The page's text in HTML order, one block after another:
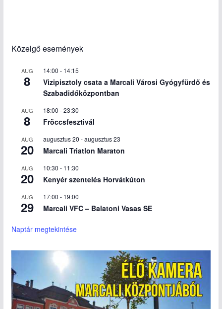
Közelgő események
AUG
8
14:00 - 14:15
Vizipisztoly csata a Marcali Városi Gyógyfürdő és
Szabadidőközpontban
AUG
8
18:00 -23:30
Fröccsfesztivál
AUG
20
augusztus 20 -augusztus 23
Marcali Triatlon Maraton
AUG
20
10:30 - 11:30
Kenyér szentelés Horvátkúton
AUG
29
17:00 - 19:00
Marcali VFC – Balatoni Vasas SE
Naptár megtekintése